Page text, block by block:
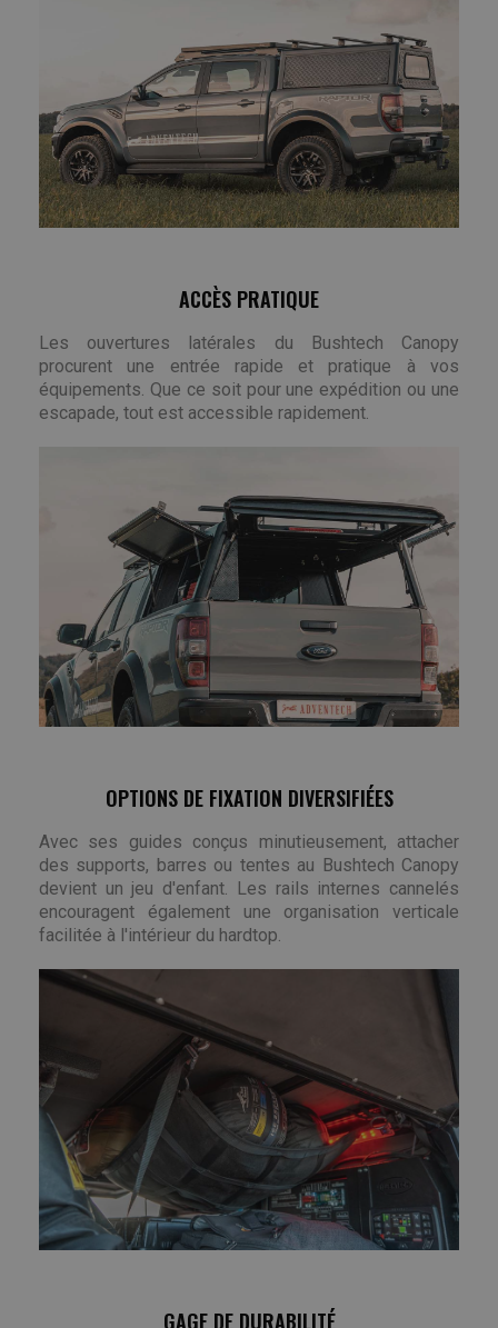
ACCÈS PRATIQUE
Les ouvertures latérales du Bushtech Canopy
procurent une entrée rapide et pratique à vos
équipements. Que ce soit pour une expédition ou une
escapade, tout est accessible rapidement.
OPTIONS DE FIXATION DIVERSIFIÉES
Avec ses guides conçus minutieusement, attacher
des supports, barres ou tentes au Bushtech Canopy
devient un jeu d'enfant. Les rails internes cannelés
encouragent également une organisation verticale
facilitée à l'intérieur du hardtop.
GAGE DE DURABILITÉ